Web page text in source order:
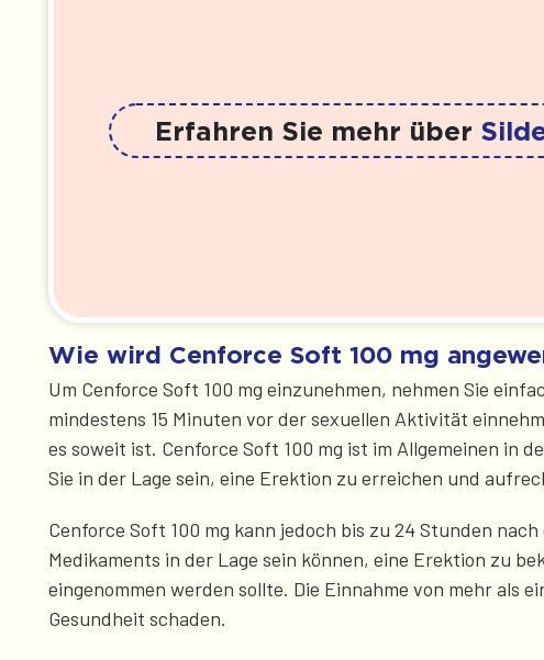
Erfahren Sie mehr über
Wie wird Cenforce Soft 100 mg
Um Cenforce Soft 100 mg einzunehmen, nehmen Sie
mindestens 15 Minuten vor der sexuellen Aktivität
es soweit ist. Cenforce Soft 100 mg ist im Allgemeinen in
Sie in der Lage sein, eine Erektion zu erreichen und
Cenforce Soft 100 mg kann jedoch bis zu 24 Stunden
Medikaments in der Lage sein können, eine Erektion zu
eingenommen werden sollte. Die Einnahme von mehr als
Gesundheit schaden.